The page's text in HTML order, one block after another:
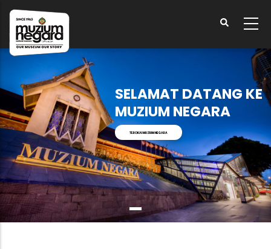
Langkau
kandungan
utama
SELAMAT DATANG KE
MUZIUM NEGARA
TEROKAI MUZIUM NEGARA